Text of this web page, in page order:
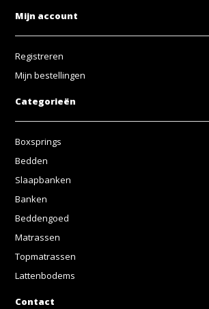
Mijn account
Registreren
Mijn bestellingen
Categorieën
Boxsprings
Bedden
Slaapbanken
Banken
Beddengoed
Matrassen
Topmatrassen
Lattenbodems
Contact